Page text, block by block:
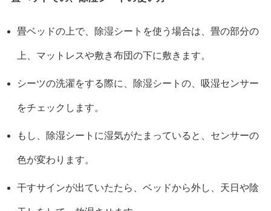
畳ベッドの上で、除湿シートを使う場合は、畳の部分の
上、マットレスや敷き布団の下に敷きます。
シーツの洗濯をする際に、除湿シートの、吸湿センサー
をチェックします。
もし、除湿シートに湿気がたまっていると、センサーの
色が変わります。
干すサインが出ていたたら、ベッドから外し、天日や陰